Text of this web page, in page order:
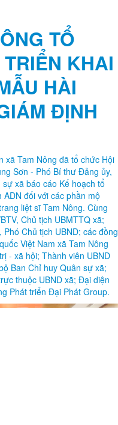
TỔ
KHAI
HÀI
ĐỊNH
xã Tam Nông đã tổ chức Hội
Sơn - Phó Bí thư Đảng ủy,
xã báo cáo Kế hoạch tổ
đối với các phần mộ
liệt sĩ Tam Nông. Cùng
Chủ tịch UBMTTQ xã;
Chủ tịch UBND; các đồng
Việt Nam xã Tam Nông
- xã hội; Thành viên UBND
Ban Chỉ huy Quân sự xã;
thuộc UBND xã; Đại diện
Phát triển Đại Phát Group.